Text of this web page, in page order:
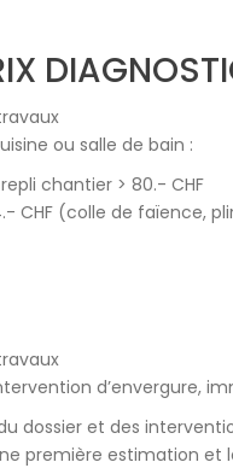
ou salle de bain :
chantier > 80.- CHF
CHF (colle de faïence,
d’envergure,
dossier et des
première estimation et